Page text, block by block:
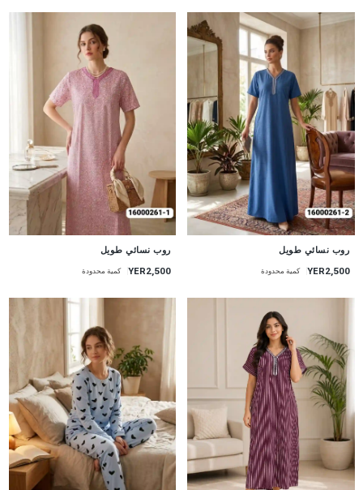
روب نسائي طويل
YER2,500 كمية محدودة
روب نسائي طويل
YER2,500 كمية محدودة